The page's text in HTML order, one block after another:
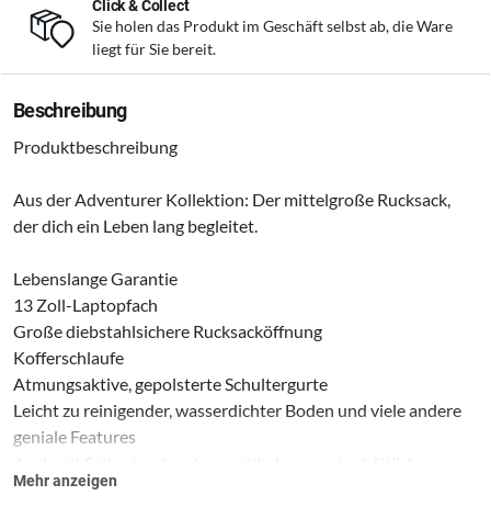
Click & Collect
Sie holen das Produkt im Geschäft selbst ab, die Ware
liegt für Sie bereit.
Beschreibung
Produktbeschreibung
Aus der Adventurer Kollektion: Der mittelgroße Rucksack,
der dich ein Leben lang begleitet.
Lebenslange Garantie
13 Zoll-Laptopfach
Große diebstahlsichere Rucksacköffnung
Kofferschlaufe
Atmungsaktive, gepolsterte Schultergurte
Leicht zu reinigender, wasserdichter Boden und viele andere
geniale Features
Mehr anzeigen